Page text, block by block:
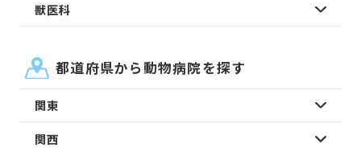
獣医科
都道府県から動物病院を探す
関東
関西